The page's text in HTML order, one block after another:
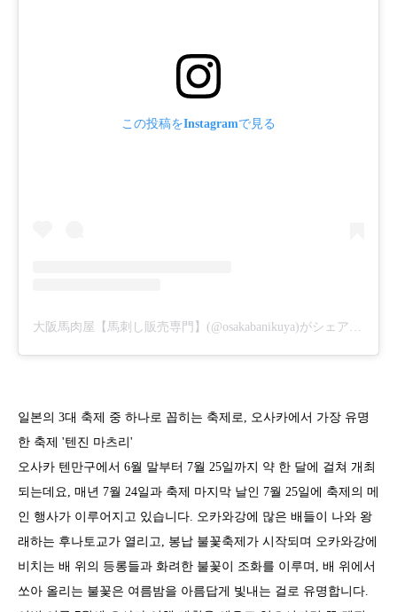
この投稿をInstagramで見る
일본의 3대 축제 중 하나로 꼽히는 축제로, 오사카에서 가장 유명
한 축제 '텐진 마츠리'
오사카 텐만구에서 6월 말부터 7월 25일까지 약 한 달에 걸쳐 개최
되는데요, 매년 7월 24일과 축제 마지막 날인 7월 25일에 축제의 메
인 행사가 이루어지고 있습니다. 오카와강에 많은 배들이 나와 왕
래하는 후나토교가 열리고, 봉납 불꽃축제가 시작되며 오카와강에
비치는 배 위의 등롱들과 화려한 불꽃이 조화를 이루며, 배 위에서
쏘아 올리는 불꽃은 여름밤을 아름답게 빛내는 걸로 유명합니다.